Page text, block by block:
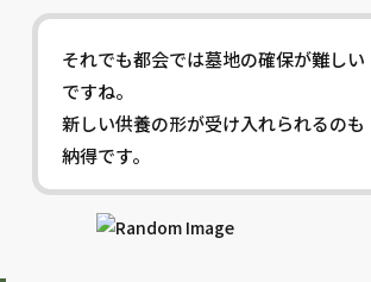
それでも都会では墓地の確保が難しい
ですね。
新しい供養の形が受け入れられるのも
納得です。